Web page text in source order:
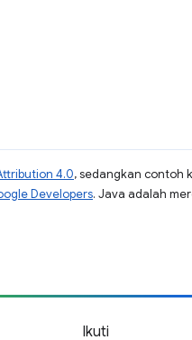
4.0, sedangkan contoh
Developers. Java adalah
Ikuti